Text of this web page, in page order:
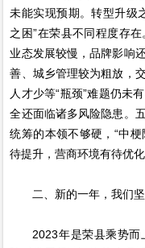
未能实现预期。转型升级
之困”在荣县不同程度存
业态发展较慢，品牌影响
善、城乡管理较为粗放，
人才少等“瓶颈”难题仍未
全还面临诸多风险隐患。
统筹的本领不够硬，“中
待提升，营商环境有待优化
二、新的一年，我们坚
2023年是荣县乘势而